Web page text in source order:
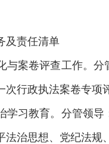
及责任清单
与案卷评查工作。
次行政执法案卷专项
学习教育。分管领
法治思想、党纪法规